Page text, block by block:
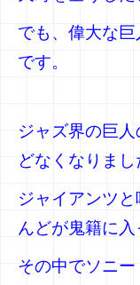
でも、偉大な
です。
ジャズ界の巨
どなくなりまし
ジャイアンツ
んどが鬼籍に入
その中でソニ